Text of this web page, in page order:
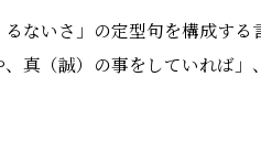
ないさ」の定型句を構成する
、真（誠）の事をしていれば